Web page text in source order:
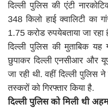
दिल्ली पुलिस की एंटी
348 किलो हाई क्वालिटी का
1.75 करोड रुपयेबताया जा रहा
दिल्ली पुलिस की मुताबिक
छुपाकर दिल्ली एनसीआर और
जा रही थी. वहीं दिल्ली पुलिस
तस्करों को गिरफ्तार किया है.
दिल्ली पुलिस को मिली थी